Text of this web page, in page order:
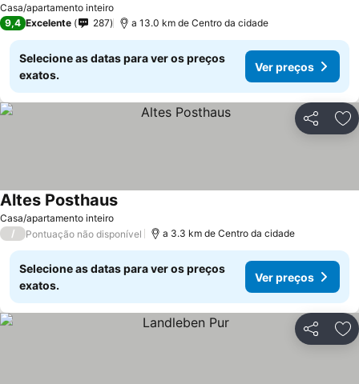
Casa/apartamento inteiro
9,4 Excelente 287 a 13.0 km de Centro da cidade
Selecione as datas para ver os preços
exatos.
Ver preços
Partilhar
Casa/apartamento inteiro
Altes Posthaus
/ Pontuação não disponível a 3.3 km de Centro da cidade
Selecione as datas para ver os preços
exatos.
Ver preços
Partilhar